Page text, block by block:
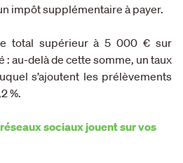
impôt supplémentaire à payer.
total supérieur à 5 000 € sur
: au-delà de cette somme, un taux
s’ajoutent les prélèvements
%.
sociaux jouent sur vos